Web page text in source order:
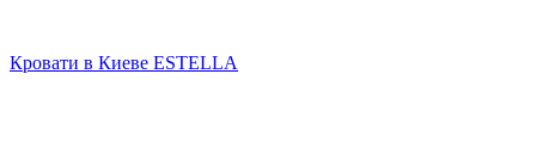
Кровати в Киеве ESTELLA